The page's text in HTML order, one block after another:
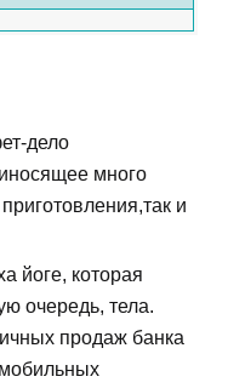
дело
много
и
йоге, которая
очередь, тела.
продаж банка